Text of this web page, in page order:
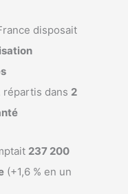
disposait
, répartis dans 2
237 200
(+1,6 % en un